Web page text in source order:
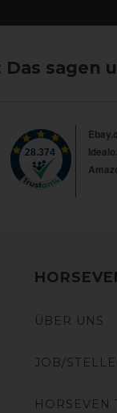
sagen
ÜBER UNS
JOB/
HORSEVEN